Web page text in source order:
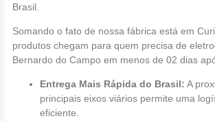
Brasil.
Somando o fato de nossa fábrica está em
produtos chegam para quem precisa de
Bernardo do Campo em menos de 02 dias
Entrega Mais Rápida do Brasil: A
principais eixos viários permite uma
eficiente.